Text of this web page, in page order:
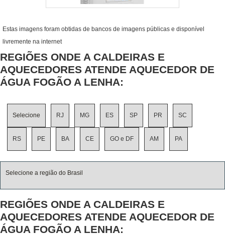
Estas imagens foram obtidas de bancos de imagens públicas e disponível
livremente na internet
REGIÕES ONDE A CALDEIRAS E
AQUECEDORES ATENDE AQUECEDOR DE
ÁGUA FOGÃO A LENHA:
Selecione RJ MG ES SP PR SC
RS PE BA CE GO e DF AM PA
Selecione a região do Brasil
REGIÕES ONDE A CALDEIRAS E
AQUECEDORES ATENDE AQUECEDOR DE
ÁGUA FOGÃO A LENHA: